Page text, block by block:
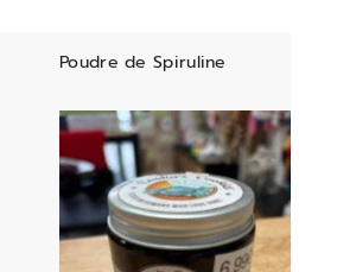
Poudre de Spiruline